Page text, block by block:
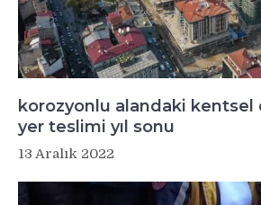
korozyonlu alandaki kentsel
yer teslimi yıl sonu
13 Aralık 2022